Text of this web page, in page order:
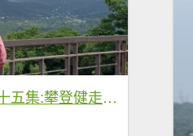
(姨婆趴趴走)第五十五集:攀登健走台北大崙頭尾山親山步道環狀一圈